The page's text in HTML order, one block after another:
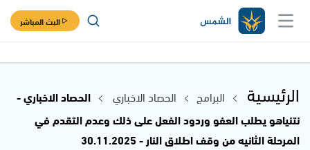
البث المباشر
الرئيسية البرامج الحصاد الاخباري
الحصاد الاخباري -
نتنياهو يطلب العفو وردود الفعل على ذلك وعدم التقدم في
المرحلة الثانيه من وقف اطلاق النار - 30.11.2025